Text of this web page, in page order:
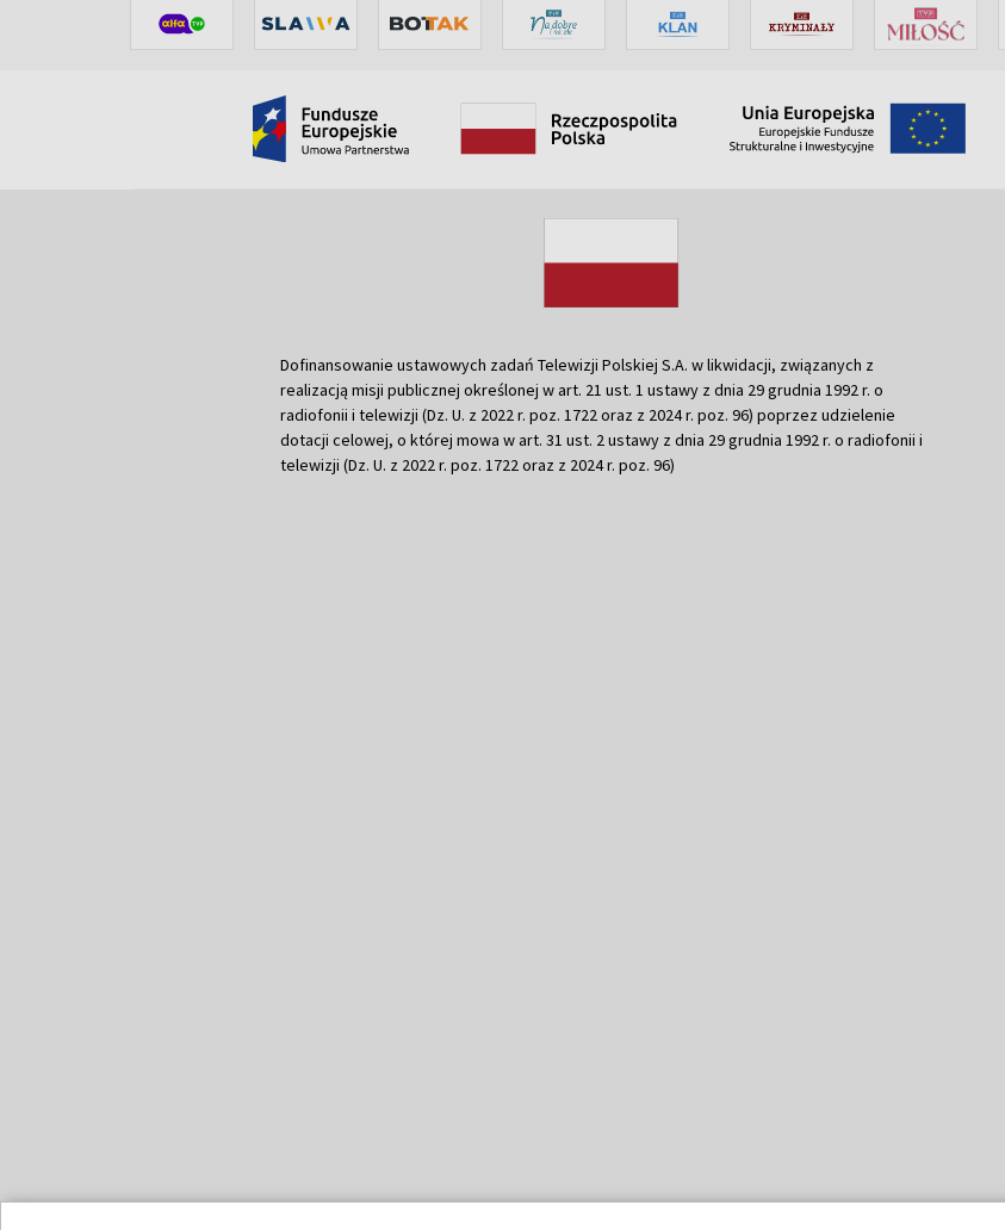
Dofinansowanie ustawowych zadań Telewizji Polskiej S.A. w likwidacji, związanych z
realizacją misji publicznej określonej w art. 21 ust. 1 ustawy z dnia 29 grudnia 1992 r. o
radiofonii i telewizji (Dz. U. z 2022 r. poz. 1722 oraz z 2024 r. poz. 96) poprzez udzielenie
dotacji celowej, o której mowa w art. 31 ust. 2 ustawy z dnia 29 grudnia 1992 r. o radiofonii i
telewizji (Dz. U. z 2022 r. poz. 1722 oraz z 2024 r. poz. 96)